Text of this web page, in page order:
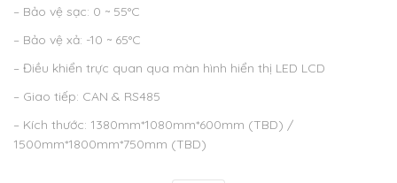
– Bảo vệ sạc: 0 ~ 55°C
– Bảo vệ xả: -10 ~ 65°C
– Điều khiển trực quan qua màn hình hiển thị LED LCD
– Giao tiếp: CAN & RS485
– Kích thước: 1380mm*1080mm*600mm (TBD) /
1500mm*1800mm*750mm (TBD)